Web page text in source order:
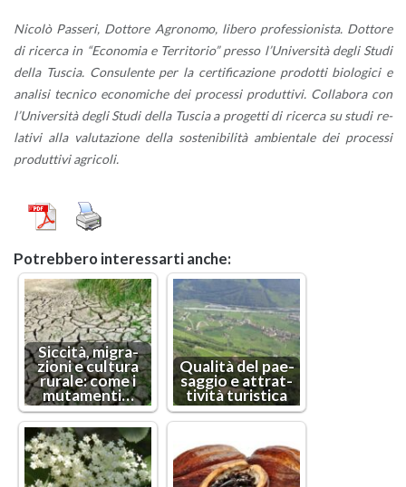
Ni­co­lò Pas­se­ri, Dot­to­re Agro­no­mo, li­be­ro pro­fes­sio­ni­sta. Dot­to­re
di ri­cer­ca in “Eco­no­mia e Ter­ri­to­rio” pres­so l’U­ni­ver­si­tà degli Studi
della Tu­scia. Con­su­len­te per la cer­ti­fi­ca­zio­ne pro­dot­ti bio­lo­g­i­ci e
ana­li­si tec­ni­co eco­no­mi­che dei pro­ces­si pro­dut­ti­vi. Col­la­bo­ra con
l’U­ni­ver­si­tà degli Studi della Tu­scia a pro­get­ti di ri­cer­ca su studi re­
la­ti­vi alla va­lu­ta­zio­ne della so­ste­ni­bi­li­tà am­bien­ta­le dei pro­ces­si
pro­dut­ti­vi agri­co­li.
Po­treb­be­ro in­te­res­sar­ti anche:
Sic­ci­tà, mi­gra­
zio­ni e cul­tu­ra
ru­ra­le: come i
mu­ta­men­ti…
Qua­li­tà del pae­
sag­gio e at­trat­
ti­vi­tà tu­ri­sti­ca